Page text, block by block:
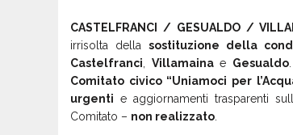
CASTELFRANCI / GESUALDO /
irrisolta dellasostituzione della
Castelfranci
Villamainae Gesualdo
Comitato civico “Uniamoci per
urgenti e aggiornamenti trasparenti
Comitato – non realizzato